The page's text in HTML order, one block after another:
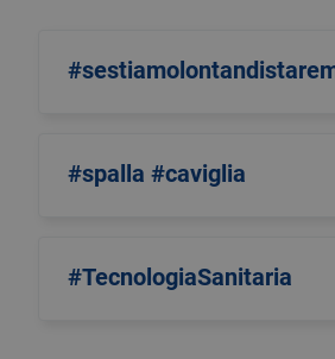
#spalla #caviglia
#TecnologiaSanitaria